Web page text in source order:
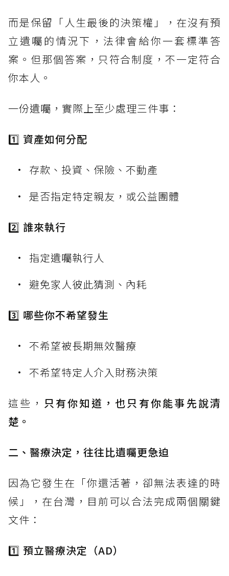
而是保留「人生最後的決策權」，在沒有預
立遺囑的情況下，法律會給你一套標準答
案。但那個答案，只符合制度，不一定符合
你本人。
一份遺囑，實際上至少處理三件事：
1️⃣ 資產如何分配
存款、投資、保險、不動產
是否指定特定親友，或公益團體
2️⃣ 誰來執行
指定遺囑執行人
避免家人彼此猜測、內耗
3️⃣ 哪些你不希望發生
不希望被長期無效醫療
不希望特定人介入財務決策
這些， 只有你知道，也只有你能事先說清
楚。
二、醫療決定，往往比遺囑更急迫
因為它發生在「你還活著，卻無法表達的時
候」，在台灣，目前可以合法完成兩個關鍵
文件：
1️⃣ 預立醫療決定（AD）